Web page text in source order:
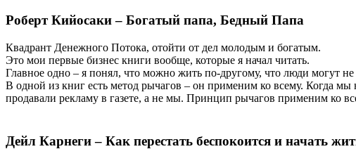
Роберт Кийосаки – Богатый папа, Бедный Папа
Квадрант Денежного Потока, отойти от дел молодым и богатым.
Это мои первые бизнес книги вообще, которые я начал читать.
Главное одно – я понял, что можно жить по-другому, что люди могут не
В одной из книг есть метод рычагов – он применим ко всему. Когда
продавали рекламу в газете, а не мы. Принцип рычагов применим ко
Дейл Карнеги – Как перестать беспокоится и начать